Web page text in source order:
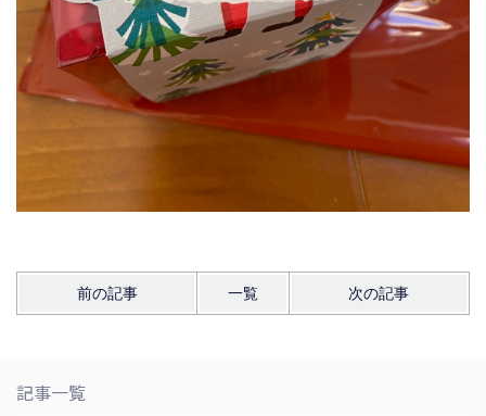
前の記事 一覧 次の記事
記事一覧